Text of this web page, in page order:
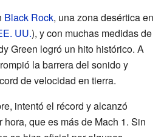
Black Rock, una zona desértica en
UU.), y con muchas medidas de
Green logró un hito histórico. A
la barrera del sonido y
de velocidad en tierra.
intentó el récord y alcanzó
hora, que es más de Mach 1. Sin